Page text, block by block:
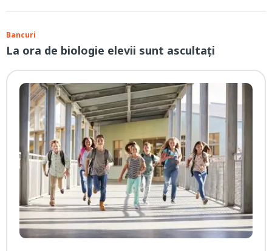
Bancuri
La ora de biologie elevii sunt ascultați